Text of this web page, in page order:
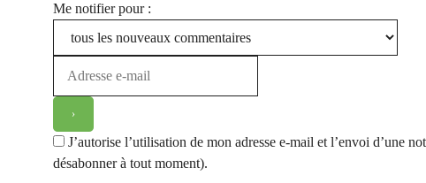
Me notifier pour :
J’autorise l’utilisation de mon adresse e-mail et l’envoi d’une
désabonner à tout moment).